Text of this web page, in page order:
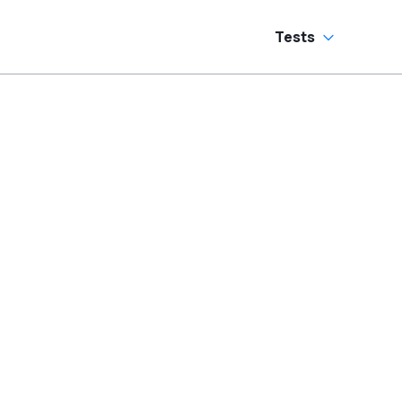
Tests